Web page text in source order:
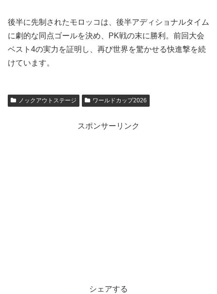
後半に先制されたモロッコは、後半アディショナルタイム
に劇的な同点ゴールを決め、PK戦の末に勝利。前回大会
ベスト4の実力を証明し、再び世界を驚かせる快進撃を続
けています。
ノックアウトステージ ワールドカップ2026
スポンサーリンク
シェアする